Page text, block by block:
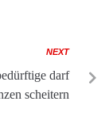
NEXT
darf
scheitern